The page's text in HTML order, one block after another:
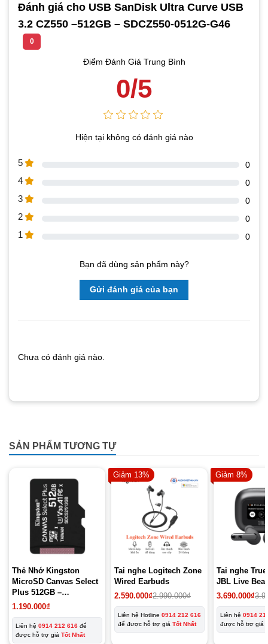
Đánh giá cho USB SanDisk Ultra Curve USB
3.2 CZ550 –512GB – SDCZ550-0512G-G46
0
Điểm Đánh Giá Trung Bình
0/5
Hiện tại không có đánh giá nào
5 0
4 0
3 0
2 0
1 0
Bạn đã dùng sản phẩm này?
Gửi đánh giá của bạn
Chưa có đánh giá nào.
SẢN PHẨM TƯƠNG TỰ
Thẻ Nhớ Kingston
MicroSD Canvas Select
Plus 512GB –
SDCS2/512GBSP
1.190.000₫
Liên hệ 0914 212 616 để
được hỗ trợ giá Tốt Nhất
Giảm 13%
Tai nghe Logitech Zone
Wired Earbuds
2.590.000₫2.990.000₫
Liên hệ Hotline0914 212 616
để được hỗ trợ giáTốt Nhất
Giảm 8%
Tai nghe
JBL Live
3.690.000₫
Liên hệ0914
được hỗ trợ giá